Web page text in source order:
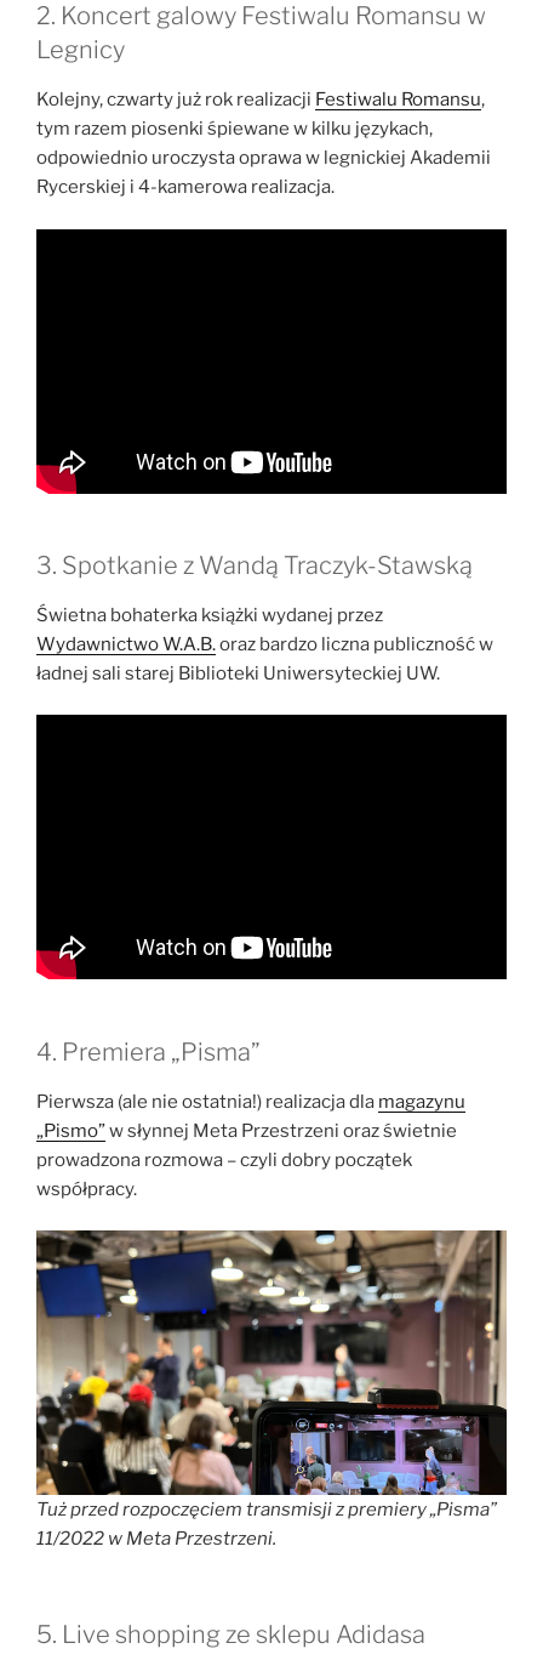
2. Koncert galowy Festiwalu Romansu w
Legnicy
Kolejny, czwarty już rok realizacji Festiwalu Romansu,
tym razem piosenki śpiewane w kilku językach,
odpowiednio uroczysta oprawa w legnickiej Akademii
Rycerskiej i 4-kamerowa realizacja.
3. Spotkanie z Wandą Traczyk-Stawską
Świetna bohaterka książki wydanej przez
Wydawnictwo W.A.B.oraz bardzo liczna publiczność w
ładnej sali starej Biblioteki Uniwersyteckiej UW.
4. Premiera „Pisma”
Pierwsza (ale nie ostatnia!) realizacja dla magazynu
„Pismo”w słynnej Meta Przestrzeni oraz świetnie
prowadzona rozmowa – czyli dobry początek
współpracy.
Tuż przed rozpoczęciem transmisji z premiery „Pisma”
11/2022 w Meta Przestrzeni.
5. Live shopping ze sklepu Adidasa